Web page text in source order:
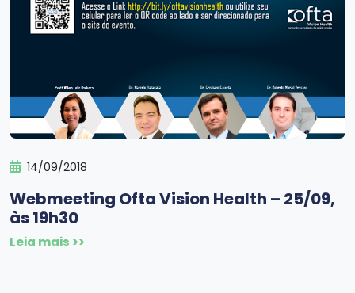
14/09/2018
Webmeeting Ofta Vision Health – 25/09,
às 19h30
Leia mais >>